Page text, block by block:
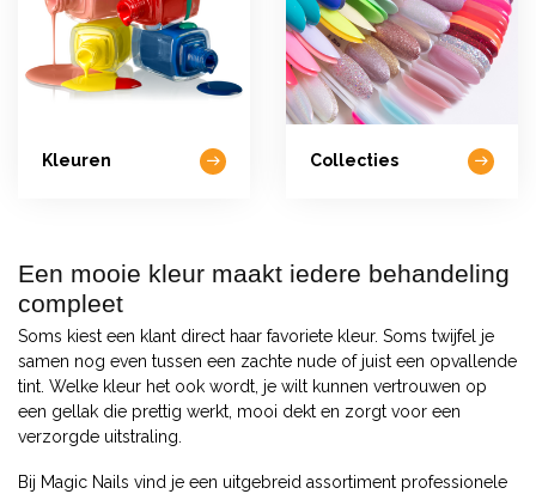
Kleuren Collecties
Een mooie kleur maakt iedere behandeling
compleet
Soms kiest een klant direct haar favoriete kleur. Soms twijfel je
samen nog even tussen een zachte nude of juist een opvallende
tint. Welke kleur het ook wordt, je wilt kunnen vertrouwen op
een gellak die prettig werkt, mooi dekt en zorgt voor een
verzorgde uitstraling.
Bij Magic Nails vind je een uitgebreid assortiment professionele